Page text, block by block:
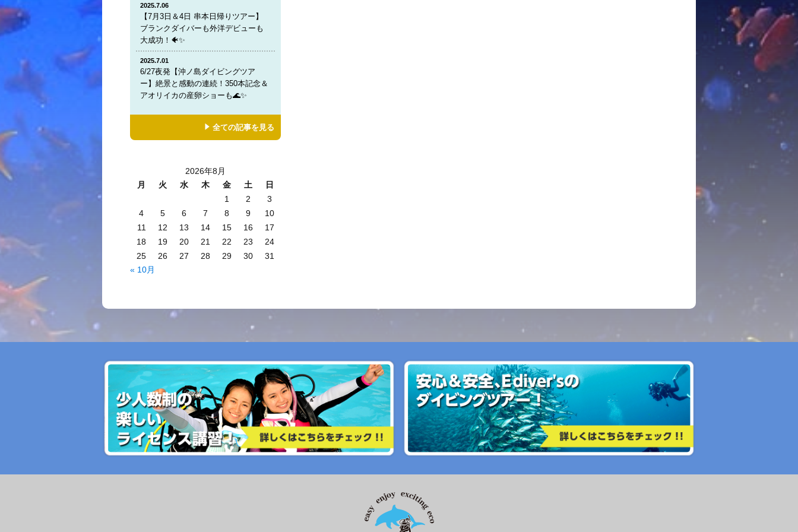
2025.7.06
【7月3日＆4日 串本日帰りツアー】
ブランクダイバーも外洋デビューも
大成功！🐠✨
2025.7.01
6/27夜発【沖ノ島ダイビングツア
ー】絶景と感動の連続！350本記念＆
アオリイカの産卵ショーも🌊✨
全ての記事を見る
2026年8月
月
火 水 木 金 土
日
1
2
3
4
5 6 7 8 9
10
11
12 13 14 15 16
17
18
19 20 21 22 23
24
25
26 27 28 29 30
31
« 10月